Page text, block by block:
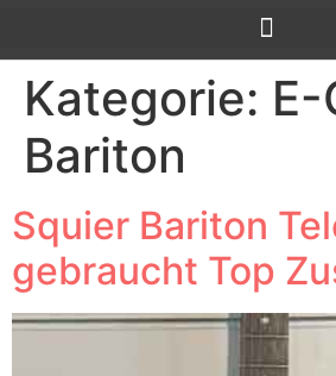
Kategorie:
Bariton
Squier Bariton
gebraucht Top